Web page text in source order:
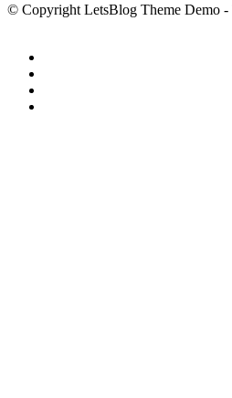
© Copyright LetsBlog Theme Demo -